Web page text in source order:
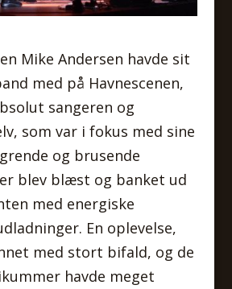
Mike Andersen havde sit
med på Havnescenen,
sangeren og
som var i fokus med sine
og brusende
blev blæst og banket ud
med energiske
En oplevelse,
med stort bifald, og de
havde meget